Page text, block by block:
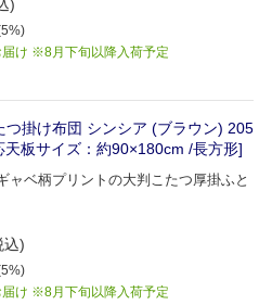
)
け ※8月下旬以降入荷予定
つ掛け布団 シンシア (ブラウン) 205
天板サイズ：約90×180cm /長方形]
ャベ柄プリントの大判こたつ厚掛ふと
込)
け ※8月下旬以降入荷予定